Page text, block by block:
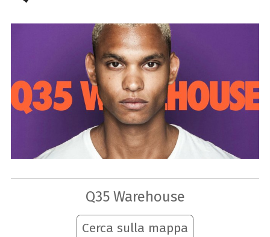
Q35 Warehouse
Cerca sulla mappa